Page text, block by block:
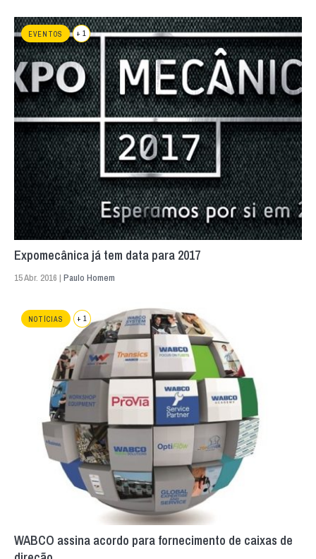
EVENTOS + 1
Expomecânica já tem data para 2017
15 Abr. 2016 | Paulo Homem
NOTÍCIAS + 1
WABCO assina acordo para fornecimento de caixas de